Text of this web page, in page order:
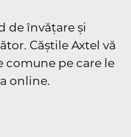
de învățare și
Căștile Axtel vă
comune pe care le
online.